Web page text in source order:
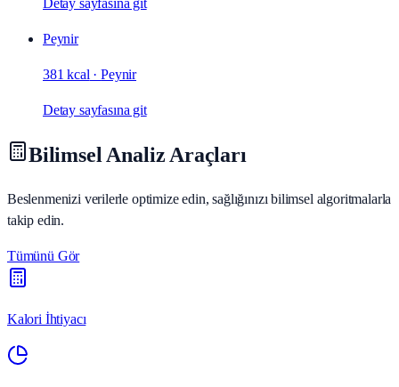
Detay sayfasına git
Peynir
381 kcal ·Peynir
Detay sayfasına git
Bilimsel Analiz Araçları
Beslenmenizi verilerle optimize edin, sağlığınızı bilimsel algoritmalarla
takip edin.
Tümünü Gör
Kalori İhtiyacı